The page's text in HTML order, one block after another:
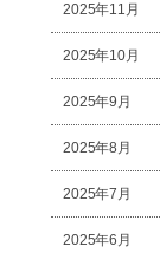
2025年11月
2025年10月
2025年9月
2025年8月
2025年7月
2025年6月